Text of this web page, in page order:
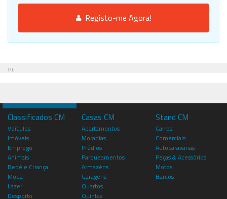
Registo-me Agora!
Pub
Classificados CM
Veículos
Imóveis
Emprego
Animais
Bebé e Criança
Moda
Lazer
Desporto
Casas CM
Apartamentos
Moradias
Prédios
Parqueamentos
Armazéns
Garagens
Quartos
Quintas
Stand CM
Carros
Comerciais
Autocaravanas
Peças & Acessórios
Motos
Barcos